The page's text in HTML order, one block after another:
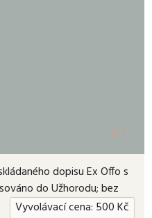
+1
dopisu Ex Offo s
do Užhorodu; bez
Vyvolávací cena: 500Kč